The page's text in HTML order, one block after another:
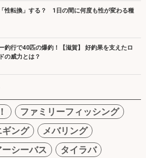
性転換」する？ 1日の間に何度も性が変わる種
釣行で40匹の爆釣！【滋賀】 好釣果を支えたロ
の威力とは？
ファミリーフィッシング
ギング
メバリング
シーバス
タイラバ